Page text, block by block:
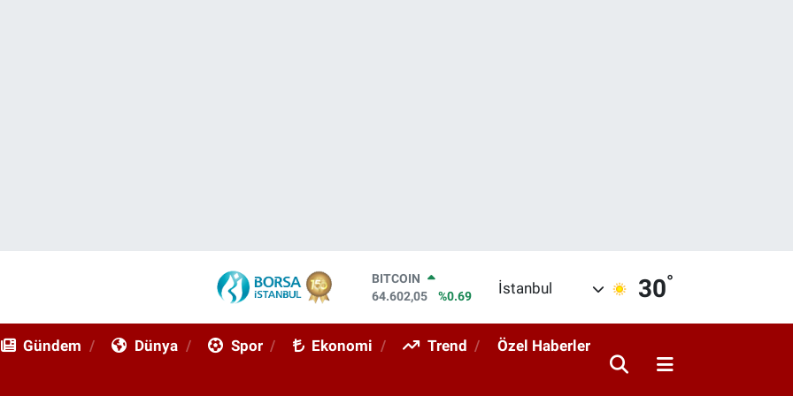
DOLAR
47,5986
%0.06
STERLİN
İstanbul 30°
Gündem Dünya Spor Ekonomi Trend Özel Haberler